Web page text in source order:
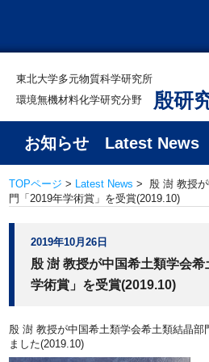
東北大学多元物質科学研究所
環境無機材料化学研究分野
殷研
お知らせ Latest News
TOPページ > Latest News > 殷 澍 教授が
門「2019年学術賞」を受賞(2019.10)
2019年10月26日
殷 澍 教授が中国希土類学会
学術賞」を受賞(2019.10)
殷 澍 教授が中国希土類学会希土類結晶部
ました(2019.10)